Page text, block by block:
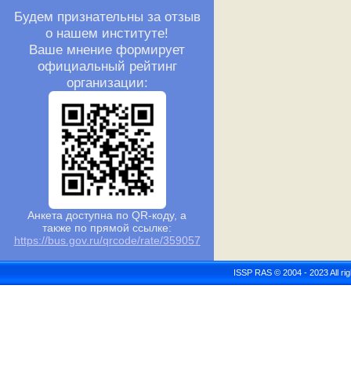
Будем признательны за отзыв
о нашем институте!
Ваше мнение формирует
официальный рейтинг
организации:
Анкета доступна по QR-коду, а
также по прямой ссылке:
https://bus.gov.ru/qrcode/rate/359057
ISSP RAS © 2004 - 2023 All